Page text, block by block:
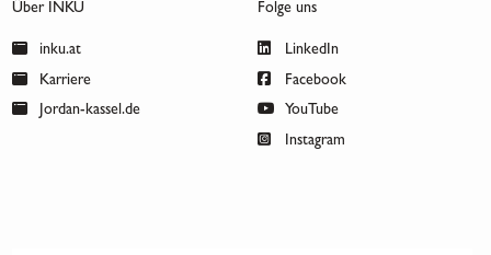
Über INKU
inku.at
Karriere
Jordan-kassel.de
Folge uns
LinkedIn
Facebook
YouTube
Instagram